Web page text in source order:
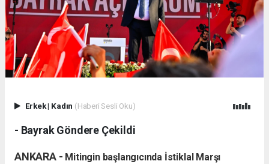
Erkek| Kadın (Haberi Sesli Oku)
- Bayrak Göndere Çekildi
ANKARA - Mitingin başlangıcında İstiklal Marşı